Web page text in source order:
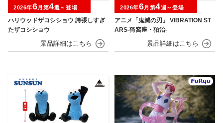
ハリウッドザコシショウ 誇張しすぎ
たザコシショウ
2026年6月第4週～登場
アニメ「鬼滅の刃」 VIBRATION ST
ARS-猗窩座・狛治-
2026年6月第4週～登場